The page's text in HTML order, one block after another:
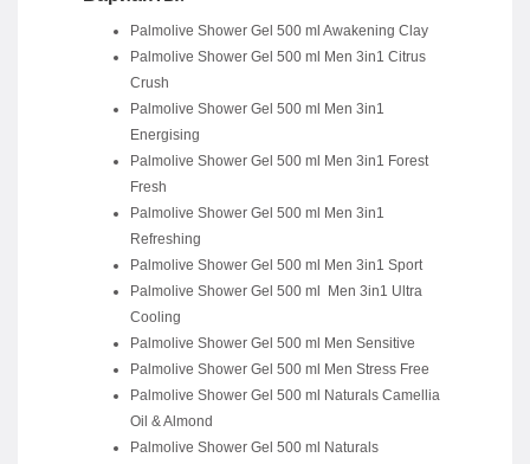
Palmolive Shower Gel 500 ml Awakening Clay
Palmolive Shower Gel 500 ml Men 3in1 Citrus
Crush
Palmolive Shower Gel 500 ml Men 3in1
Energising
Palmolive Shower Gel 500 ml Men 3in1 Forest
Fresh
Palmolive Shower Gel 500 ml Men 3in1
Refreshing
Palmolive Shower Gel 500 ml Men 3in1 Sport
Palmolive Shower Gel 500 ml Men 3in1 Ultra
Cooling
Palmolive Shower Gel 500 ml Men Sensitive
Palmolive Shower Gel 500 ml Men Stress Free
Palmolive Shower Gel 500 ml Naturals Camellia
Oil & Almond
Palmolive Shower Gel 500 ml Naturals